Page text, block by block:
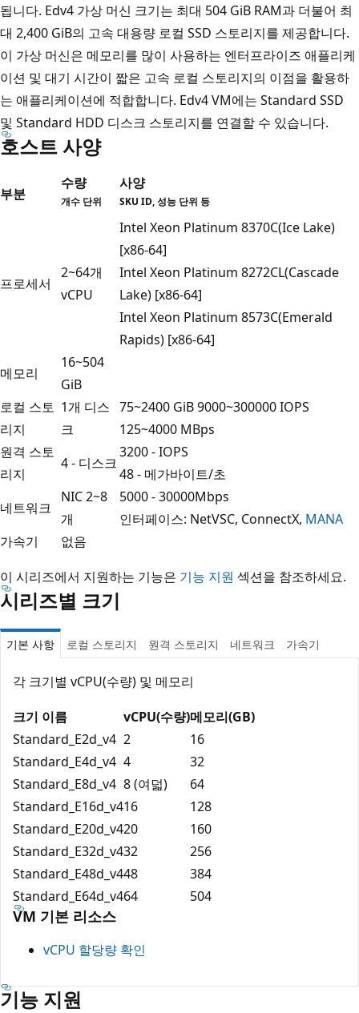
됩니다. Edv4 가상 머신 크기는 최대 504 GiB RAM과 더불어 최
대 2,400 GiB의 고속 대용량 로컬 SSD 스토리지를 제공합니다.
이 가상 머신은 메모리를 많이 사용하는 엔터프라이즈 애플리케
이션 및 대기 시간이 짧은 고속 로컬 스토리지의 이점을 활용하
는 애플리케이션에 적합합니다. Edv4 VM에는 Standard SSD
및 Standard HDD 디스크 스토리지를 연결할 수 있습니다.
호스트 사양
부분
수량
개수 단위
사양
SKU ID, 성능 단위 등
프로세서
2~64개
vCPU
Intel Xeon Platinum 8370C(Ice Lake)
[x86-64]
Intel Xeon Platinum 8272CL(Cascade
Lake) [x86-64]
Intel Xeon Platinum 8573C(Emerald
Rapids) [x86-64]
메모리
16~504
GiB
로컬 스토
리지
1개 디스
크
75~2400 GiB 9000~300000 IOPS
125~4000 MBps
원격 스토
리지
4 - 디스크
3200 - IOPS
48 - 메가바이트/초
네트워크
NIC 2~8
개
5000 - 30000Mbps
인터페이스: NetVSC, ConnectX, MANA
가속기
없음
이 시리즈에서 지원하는 기능은 기능 지원 섹션을 참조하세요.
시리즈별 크기
기본 사항 로컬 스토리지 원격 스토리지 네트워크 가속기
각 크기별 vCPU(수량) 및 메모리
크기 이름
vCPU(수량)메모리(GB)
Standard_E2d_v4 2
16
Standard_E4d_v4 4
32
Standard_E8d_v4 8 (여덟)
64
Standard_E16d_v416
128
Standard_E20d_v420
160
Standard_E32d_v432
256
Standard_E48d_v448
384
Standard_E64d_v464 504
VM 기본 리소스
vCPU 할당량 확인
기능 지원